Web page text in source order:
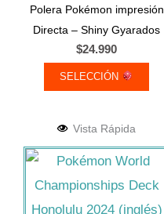
de
producto
Polera Pokémon impresión
Directa – Shiny Gyarados
$24.990
SELECCIÓN
Las
opciones
se
elegir
en
la
página
Vista Rápida
Este
producto
tiene